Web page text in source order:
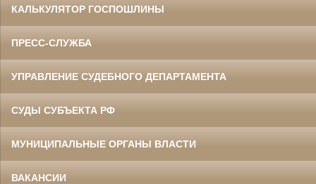
КАЛЬКУЛЯТОР ГОСПОШЛИНЫ
ПРЕСС-СЛУЖБА
УПРАВЛЕНИЕ СУДЕБНОГО ДЕПАРТАМЕНТА
СУДЫ СУБЪЕКТА РФ
МУНИЦИПАЛЬНЫЕ ОРГАНЫ ВЛАСТИ
ВАКАНСИИ